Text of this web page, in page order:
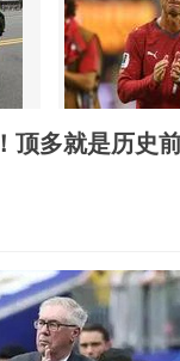
顶多就是历史